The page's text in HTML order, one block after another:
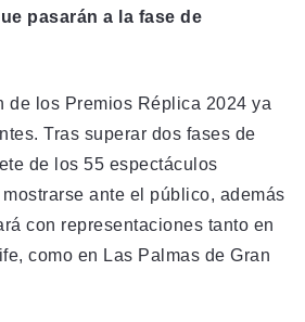
pasarán a la fase de
de los Premios Réplica 2024 ya
Tras superar dos fases de
de los 55 espectáculos
ante el público, además
con representaciones tanto en
como en Las Palmas de Gran